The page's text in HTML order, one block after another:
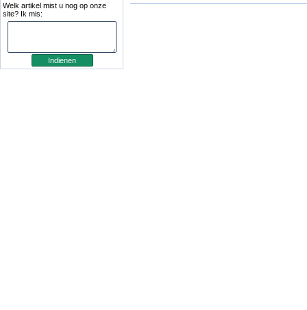
Welk artikel mist u nog op onze
site? Ik mis: